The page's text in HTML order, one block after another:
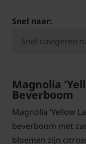
Snel naar:
Magnolia
Beverboom
Magnolia ‘Yellow
beverboom met
bloemen zijn